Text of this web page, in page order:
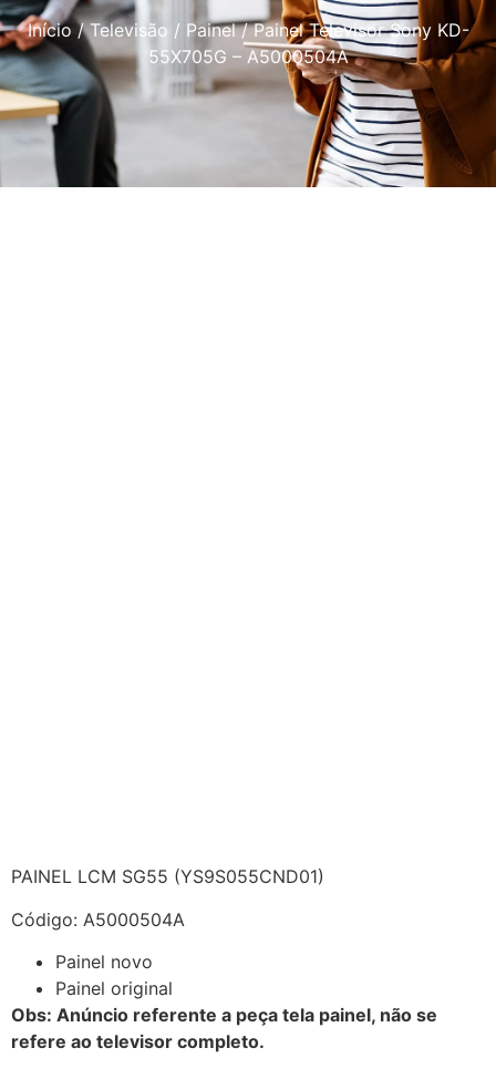
Início /Televisão / Painel/ Painel Televisor Sony KD-
55X705G – A5000504A
PAINEL LCM SG55 (YS9S055CND01)
Código: A5000504A
Painel novo
Painel original
Obs: Anúncio referente a peça tela painel, não se
refere ao televisor completo.